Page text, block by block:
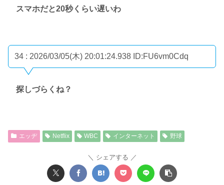
スマホだと20秒くらい遅いわ
34 : 2026/03/05(木) 20:01:24.938 ID:FU6vm0Cdq
探しづらくね？
エッヂ Netflix WBC インターネット 野球
シェアする